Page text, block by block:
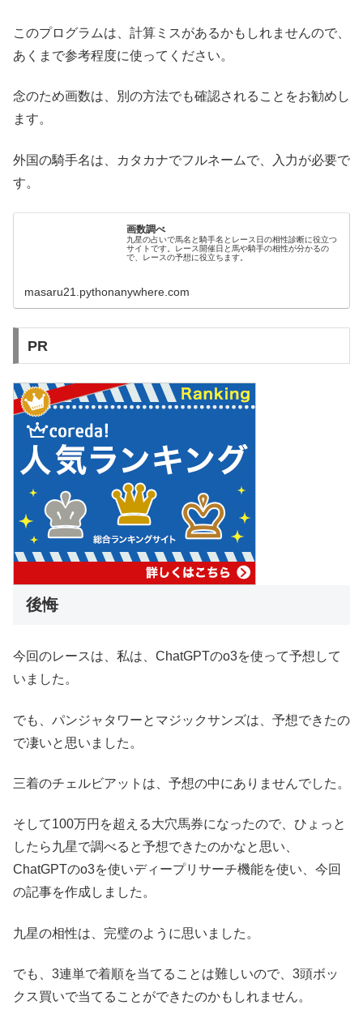
このプログラムは、計算ミスがあるかもしれませんので、
あくまで参考程度に使ってください。
念のため画数は、別の方法でも確認されることをお勧めし
ます。
外国の騎手名は、カタカナでフルネームで、入力が必要で
す。
画数調べ
九星の占いで馬名と騎手名とレース日の相性診断に役立つ
サイトです。レース開催日と馬や騎手の相性が分かるの
で、レースの予想に役立ちます。
masaru21.pythonanywhere.com
PR
後悔
今回のレースは、私は、ChatGPTのo3を使って予想して
いました。
でも、パンジャタワーとマジックサンズは、予想できたの
で凄いと思いました。
三着のチェルビアットは、予想の中にありませんでした。
そして100万円を超える大穴馬券になったので、ひょっと
したら九星で調べると予想できたのかなと思い、
ChatGPTのo3を使いディープリサーチ機能を使い、今回
の記事を作成しました。
九星の相性は、完璧のように思いました。
でも、3連単で着順を当てることは難しいので、3頭ボッ
クス買いで当てることができたのかもしれません。